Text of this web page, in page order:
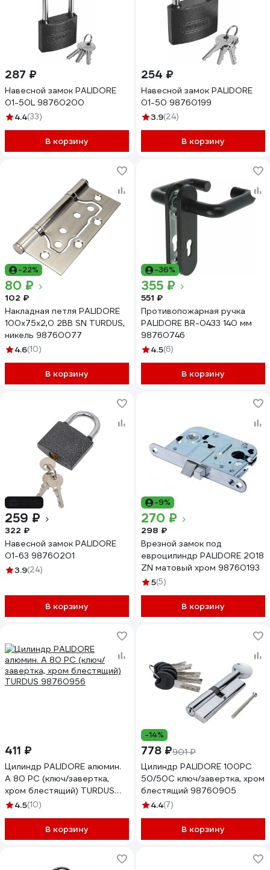
287 ₽
Навесной замок PALIDORE
01-50L 98760200
4.4(33)
В корзину
254 ₽
Навесной замок PALIDORE
01-50 98760199
3.9(24)
В корзину
-22%
80 ₽
102 ₽
Накладная петля PALIDORE
100х75х2,0 2ВВ SN TURDUS,
никель 98760077
4.6(10)
В корзину
-36%
355 ₽
551 ₽
Противопожарная ручка
PALIDORE BR-0433 140 мм
98760746
4.5(6)
В корзину
259 ₽
322 ₽
Навесной замок PALIDORE
01-63 98760201
3.9(24)
В корзину
-9%
270 ₽
298 ₽
Врезной замок под
евроцилиндр PALIDORE 2018
ZN матовый хром 98760193
5(5)
В корзину
411 ₽
Цилиндр PALIDORE алюмин.
А 80 PC (ключ/завертка,
хром блестящий) TURDUS
98760956
4.5(10)
В корзину
-14%
778 ₽901 ₽
Цилиндр PALIDORE 100PC
50/50С ключ/завертка, хром
блестящий 98760905
4.4(7)
В корзину